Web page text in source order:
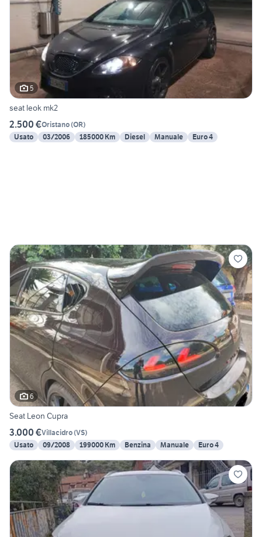
5
seat leok mk2
2.500 €Oristano(OR)
Usato
03/2006 185000 Km Diesel Manuale Euro 4
6
Seat Leon Cupra
3.000 €Villacidro(VS)
Usato
09/2008 199000 Km Benzina Manuale Euro 4